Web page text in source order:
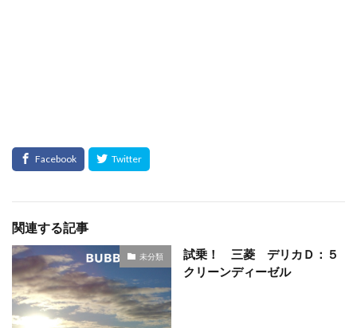
関連する記事
未分類
試乗！ 三菱 デリカＤ：５
クリーンディーゼル